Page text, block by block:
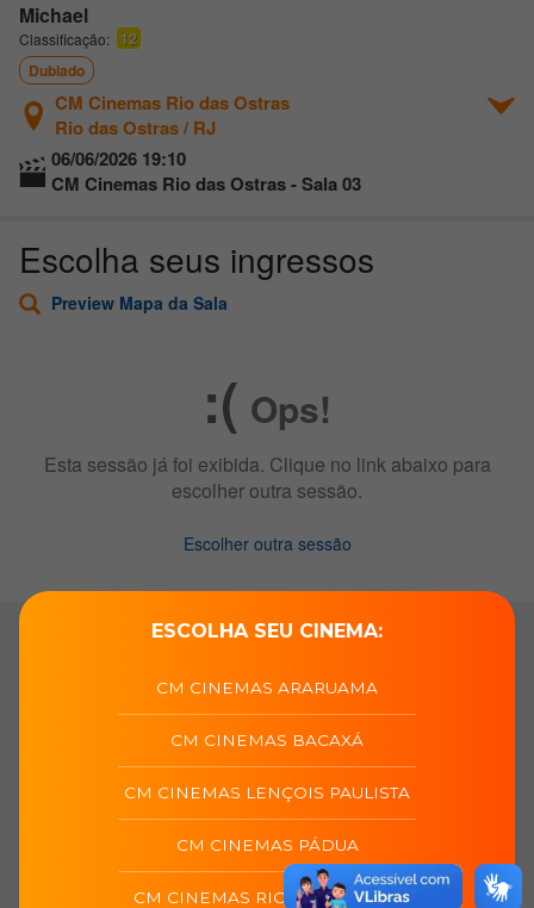
ESCOLHA SEU CINEMA:
CM CINEMAS ARARUAMA
CM CINEMAS BACAXÁ
CM CINEMAS LENÇOIS PAULISTA
CM CINEMAS PÁDUA
CM CINEMAS RIO DAS OSTRAS